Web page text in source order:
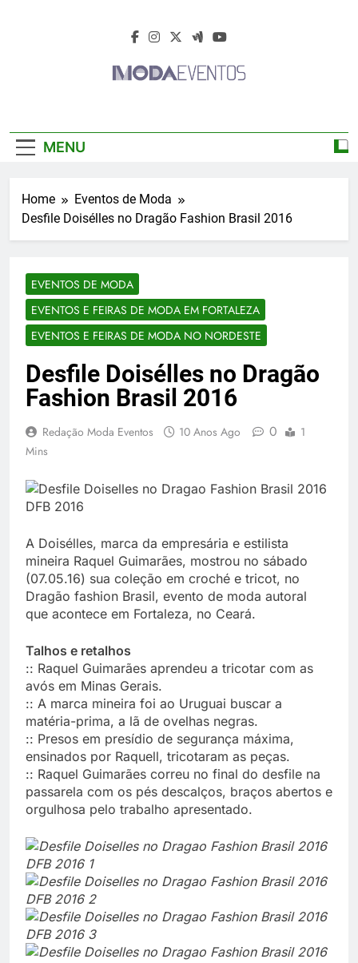
2026 – Desfiles
Feiras De Moda
2026
Feiras De Moda 2026 – Feiras De Moda No
MENU
Home
Eventos de Moda
Desfile Doisélles no Dragão Fashion Brasil 2016
EVENTOS DE MODA
EVENTOS E FEIRAS DE MODA EM FORTALEZA
EVENTOS E FEIRAS DE MODA NO NORDESTE
Desfile Doisélles no Dragão
Fashion Brasil 2016
Redação Moda Eventos 10 Anos Ago 0
1
Mins
A Doisélles, marca da empresária e estilista
mineira Raquel Guimarães, mostrou no sábado
(07.05.16) sua coleção em croché e tricot, no
Dragão fashion Brasil, evento de moda autoral
que acontece em Fortaleza, no Ceará.
Talhos e retalhos
:: Raquel Guimarães aprendeu a tricotar com as
avós em Minas Gerais.
:: A marca mineira foi ao Uruguai buscar a
matéria-prima, a lã de ovelhas negras.
:: Presos em presídio de segurança máxima,
ensinados por Raquell, tricotaram as peças.
:: Raquel Guimarães correu no final do desfile na
passarela com os pés descalços, braços abertos e
orgulhosa pelo trabalho apresentado.